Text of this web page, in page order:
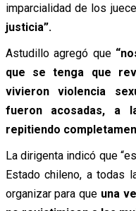
imparcialidad de los
justicia”.
Astudillo agregó que
que se tenga que
vivieron violencia
fueron acosadas, a
repitiendo
La dirigenta indicó que
Estado chileno, a todas
organizar para que una